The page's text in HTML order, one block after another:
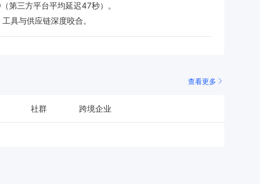
第三方平台平均延迟47秒）。
具与供应链深度咬合。
查看更多
社群 跨境企业